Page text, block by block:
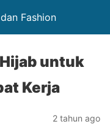
Fashion
untuk
Kerja
2 tahun ago